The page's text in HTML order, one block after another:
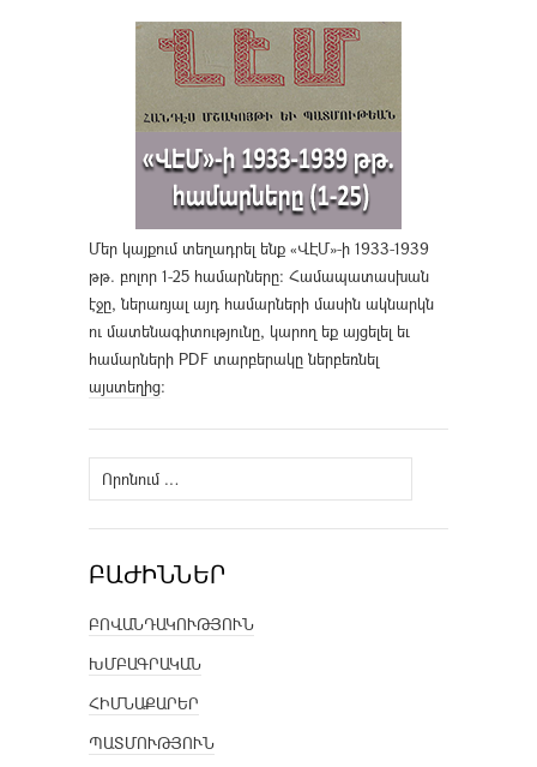
Մեր կայքում տեղադրել ենք «ՎԷՄ»-ի 1933-1939
թթ. բոլոր 1-25 համարները։ Համապատասխան
էջը, ներառյալ այդ համարների մասին ակնարկն
ու մատենագիտությունը, կարող եք այցելել եւ
համարների PDF տարբերակը ներբեռնել
այստեղից։
Որոնել՝
ԲԱԺԻՆՆԵՐ
ԲՈՎԱՆԴԱԿՈՒԹՅՈՒՆ
ԽՄԲԱԳՐԱԿԱՆ
ՀԻՄՆԱՔԱՐԵՐ
ՊԱՏՄՈՒԹՅՈՒՆ